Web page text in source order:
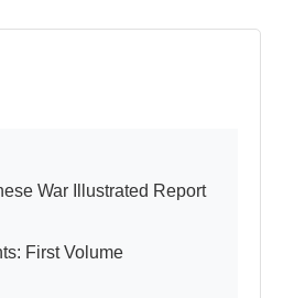
First Volume